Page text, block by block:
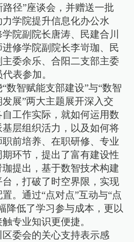
路径”座谈会，并赠送一批
学院提升信息化办公水
院副院长唐涛、民建合川
修学院副院长李岢珈、民
委余乐、合阳二支部主委
表参加。
数智赋能支部建设”与“数智
展”两大主题展开深入交
工作实际，就如何运用数
层组织活力，以及如何将
前培养、在职研修、专业
环节，提出了富有建设性
提出，基于数智技术构建
，打破了时空界限，实现
。通过“点对点”互动与“点
降低了学习参与成本，更以
专业知识更便捷。
委会的关心支持表示感